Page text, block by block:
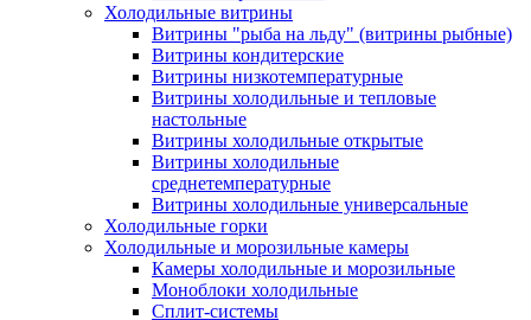
Холодильные витрины
Витрины "рыба на льду" (витрины рыбные)
Витрины кондитерские
Витрины низкотемпературные
Витрины холодильные и тепловые
настольные
Витрины холодильные открытые
Витрины холодильные
среднетемпературные
Витрины холодильные универсальные
Холодильные горки
Холодильные и морозильные камеры
Камеры холодильные и морозильные
Моноблоки холодильные
Сплит-системы